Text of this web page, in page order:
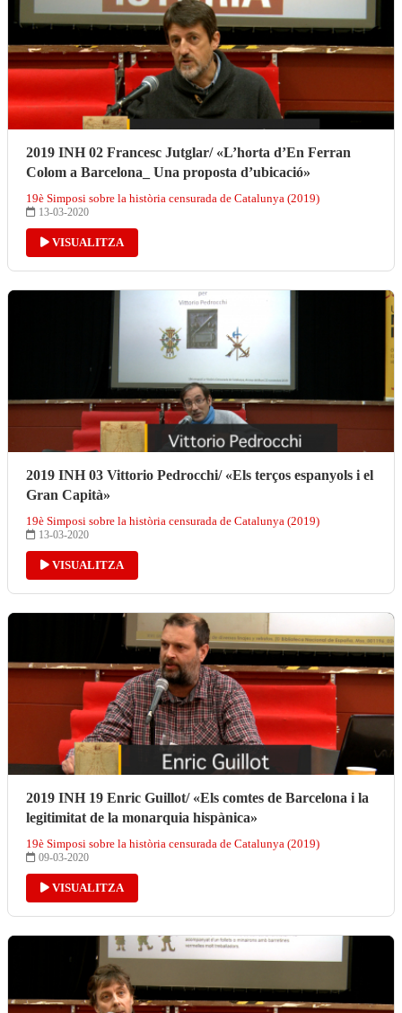
2019 INH 02 Francesc Jutglar/ «L’horta d’En Ferran
Colom a Barcelona_ Una proposta d’ubicació»
19è Simposi sobre la història censurada de Catalunya (2019)
13-03-2020
VISUALITZA
2019 INH 03 Vittorio Pedrocchi/ «Els terços espanyols i el
Gran Capità»
19è Simposi sobre la història censurada de Catalunya (2019)
13-03-2020
VISUALITZA
2019 INH 19 Enric Guillot/ «Els comtes de Barcelona i la
legitimitat de la monarquia hispànica»
19è Simposi sobre la història censurada de Catalunya (2019)
09-03-2020
VISUALITZA